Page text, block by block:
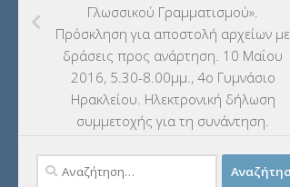
Γλωσσικού Γραμματισμού».
Πρόσκληση για αποστολή αρχείων με
δράσεις προς ανάρτηση. 10 Μαΐου
2016, 5.30-8.00μμ., 4ο Γυμνάσιο
Ηρακλείου. Ηλεκτρονική δήλωση
συμμετοχής για τη συνάντηση.
Αναζήτηση